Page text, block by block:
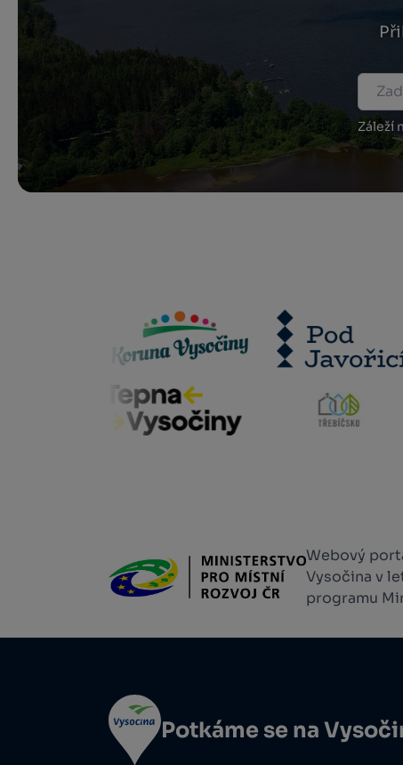
Záleží
Webový
Vysočina v
programu
Potkáme se na